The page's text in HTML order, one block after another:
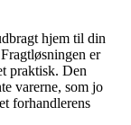
hjem til din
er
praktisk. Den
varerne, som jo
forhandlerens